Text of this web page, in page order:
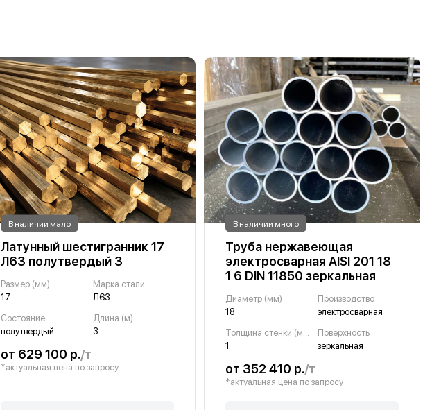
В наличии мало
Латунный шестигранник 17
Л63 полутвердый 3
Размер (мм)
17
Марка стали
Л63
Состояние
полутвердый
Длина (м)
3
от 629 100 р./т
*актуальная цена по запросу
В наличии много
Труба нержавеющая
электросварная AISI 201 18
1 6 DIN 11850 зеркальная
Диаметр (мм)
18
Производство
электросварная
Толщина стенки (мм)
1
Поверхность
зеркальная
от 352 410 р./т
*актуальная цена по запросу